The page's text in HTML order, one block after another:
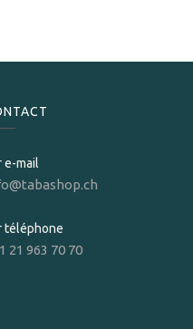
e-mail
téléphone
21 963 70 70